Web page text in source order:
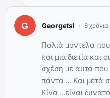
Georgetsl 6 χρόνια
Παλιά μοντέλα
και μια διετία και
σχέση με αυτά
πάντα … Και μετά
Κίνα …είναι